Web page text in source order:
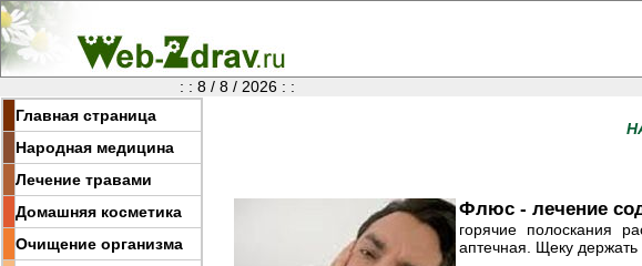
: : 8 / 8 / 2026 : :
Главная страница
Народная медицина
Лечение травами
Домашняя косметика
Очищение организма
Флюс - лечение
горячие полоскания
аптечная. Щеку